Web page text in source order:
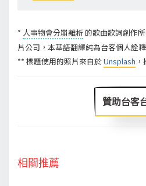
* 人事物會分崩離析的歌曲歌詞創作
片公司，本華語翻譯純為台客個人詮
** 標題使用的照片來自於Unsplash
贊助台客
相關推薦